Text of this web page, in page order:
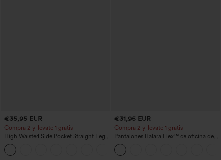
€35,95 EUR
Compra 2 y llévate 1 gratis
High Waisted Side Pocket Straight Leg
Work Pants
€31,95 EUR
Compra 2 y llévate 1 gratis
Pantalones Halara Flex™ de oficina de
tiro alto ligeramente acampanados con
bolsillos